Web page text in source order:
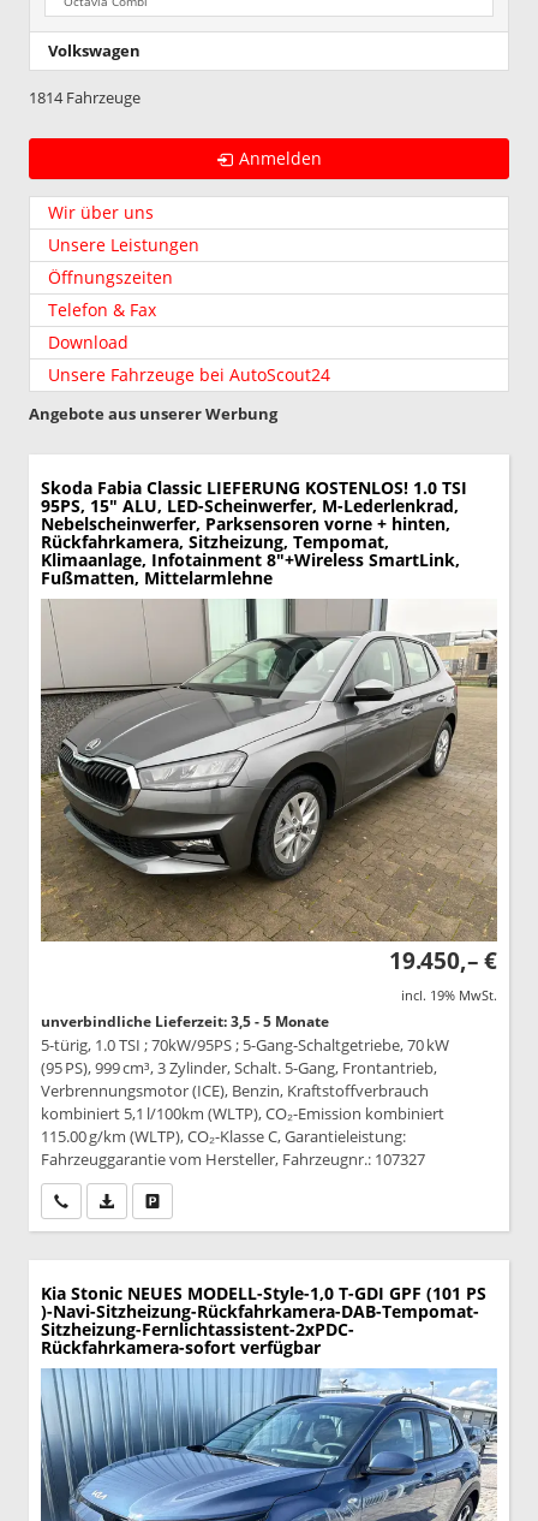
Volkswagen
1814 Fahrzeuge
Anmelden
Wir über uns
Unsere Leistungen
Öffnungszeiten
Telefon & Fax
Download
Unsere Fahrzeuge bei AutoScout24
Angebote aus unserer Werbung
Skoda Fabia Classic LIEFERUNG KOSTENLOS! 1.0 TSI
95PS, 15" ALU, LED-Scheinwerfer, M-Lederlenkrad,
Nebelscheinwerfer, Parksensoren vorne + hinten,
Rückfahrkamera, Sitzheizung, Tempomat,
Klimaanlage, Infotainment 8"+Wireless SmartLink,
Fußmatten, Mittelarmlehne
19.450,– €
incl. 19% MwSt.
unverbindliche Lieferzeit: 3,5 - 5 Monate
5-türig, 1.0 TSI ; 70kW/95PS ; 5-Gang-Schaltgetriebe, 70 kW
(95 PS), 999 cm³, 3 Zylinder, Schalt. 5-Gang, Frontantrieb,
Verbrennungsmotor (ICE), Benzin, Kraftstoffverbrauch
kombiniert 5,1 l/100km (WLTP), CO₂-Emission kombiniert
115.00 g/km (WLTP), CO₂-Klasse C, Garantieleistung:
Fahrzeuggarantie vom Hersteller, Fahrzeugnr.: 107327
Wir rufen Sie anPDF-Datei, Fahrzeugexposé drucken
Kia Stonic NEUES MODELL-Style-1,0 T-GDI GPF (101 PS
)-Navi-Sitzheizung-Rückfahrkamera-DAB-Tempomat-
Sitzheizung-Fernlichtassistent-2xPDC-
Rückfahrkamera-sofort verfügbar